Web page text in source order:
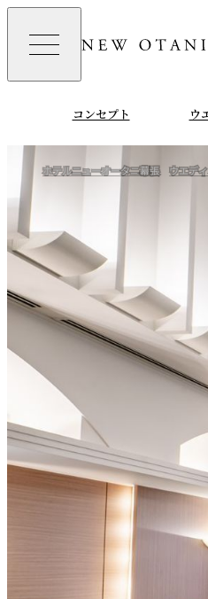
コンセプト ウ
ホテルニューオータニ幕張 ウエデ